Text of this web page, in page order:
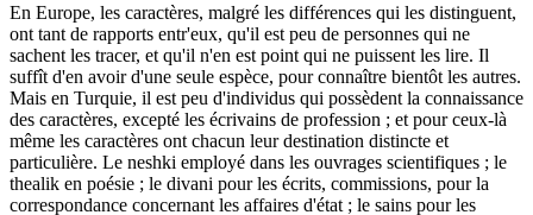
En Europe, les caractères, malgré les différences qui les distinguent,
ont tant de rapports entr'eux, qu'il est peu de personnes qui ne
sachent les tracer, et qu'il n'en est point qui ne puissent les lire. Il
suffît d'en avoir d'une seule espèce, pour connaître bientôt les autres.
Mais en Turquie, il est peu d'individus qui possèdent la connaissance
des caractères, excepté les écrivains de profession ; et pour ceux-là
même les caractères ont chacun leur destination distincte et
particulière. Le neshki employé dans les ouvrages scientifiques ; le
thealik en poésie ; le divani pour les écrits, commissions, pour la
correspondance concernant les affaires d'état ; le sains pour les